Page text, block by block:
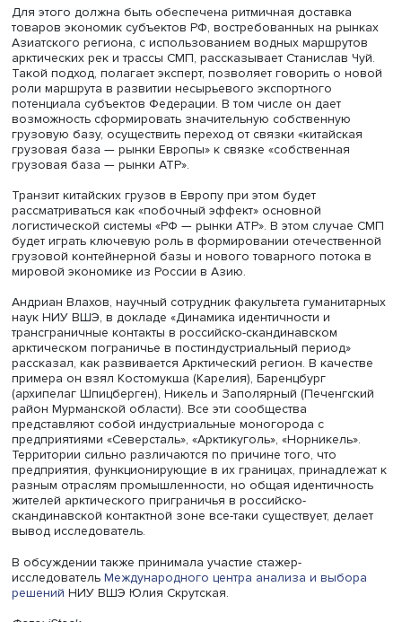
емкость которых по покупательной способности
Европы и США и оценивается в 40 трлн долларов. Для
сравнения Станислав Чуй приводит объем
— 4,1 трлн долларов.
«СМП является наиболее дешевым и эффективным
доставки в эти страны товаров, проданных с
торговых платформенных сервисов», — продолжает он.
Регулярное арктическое морское и речное
каботажных, межрегиональных и международных
по трассе СМП с заходом в речные порты позволит
сформировать условия и для снабжения Арктики, и для
формирования грузовой национальной контейнерной
Для этого должна быть обеспечена ритмичная
товаров экономик субъектов РФ, востребованных на
Азиатского региона, с использованием водных
арктических рек и трассы СМП, рассказывает
Такой подход, полагает эксперт, позволяет говорить о
роли маршрута в развитии несырьевого экспортного
потенциала субъектов Федерации. В том числе он дает
возможность сформировать значительную
грузовую базу, осуществить переход от связки
грузовая база — рынки Европы» к связке «собственная
грузовая база — рынки АТР».
Транзит китайских грузов в Европу при этом будет
рассматриваться как «побочный эффект» основной
логистической системы «РФ — рынки АТР». В этом
будет играть ключевую роль в формировании
мировой экономике из России в Азию.
Андриан Влахов, научный сотрудник факультета